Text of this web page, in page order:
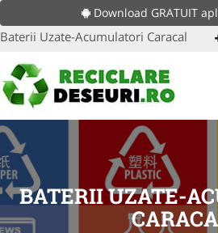
Download GRATUIT
Baterii Uzate-Acumulatori Caracal
BATERII UZATE-